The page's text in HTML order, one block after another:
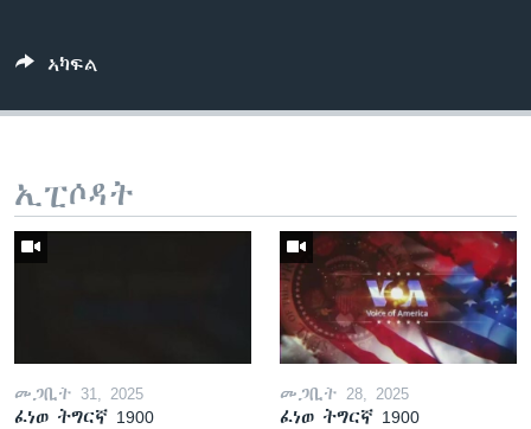
ኣካፍል
ኢፒሶዳት
መጋቢት 31, 2025
ፈነወ ትግርኛ 1900
መጋቢት 28, 2025
ፈነወ ትግርኛ 1900